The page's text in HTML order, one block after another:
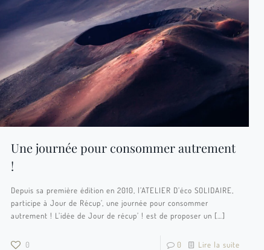
Une journée pour consommer autrement
!
Depuis sa première édition en 2010, l’ATELIER D’éco SOLIDAIRE,
participe à Jour de Récup’, une journée pour consommer
autrement ! L’idée de Jour de récup’ ! est de proposer un […]
0 0 Lire la suite